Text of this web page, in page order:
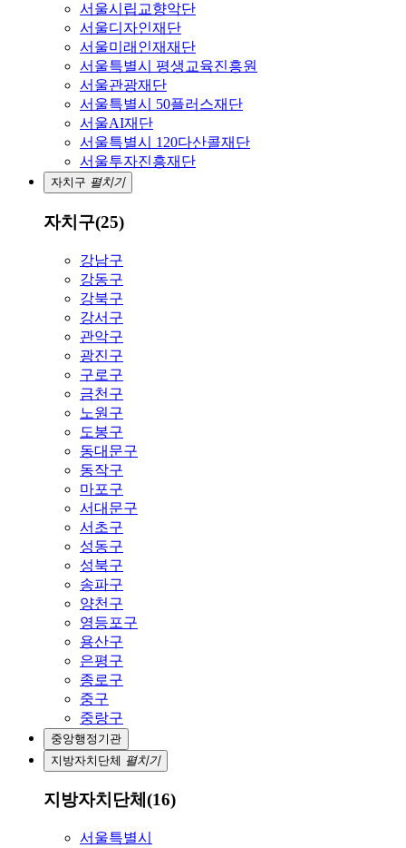
서울시립교향악단
서울디자인재단
서울미래인재재단
서울특별시 평생교육진흥원
서울관광재단
서울특별시 50플러스재단
서울AI재단
서울특별시 120다산콜재단
서울투자진흥재단
자치구 펼치기
자치구(25)
강남구
강동구
강북구
강서구
관악구
광진구
구로구
금천구
노원구
도봉구
동대문구
동작구
마포구
서대문구
서초구
성동구
성북구
송파구
양천구
영등포구
용산구
은평구
종로구
중구
중랑구
중앙행정기관
지방자치단체 펼치기
지방자치단체(16)
서울특별시